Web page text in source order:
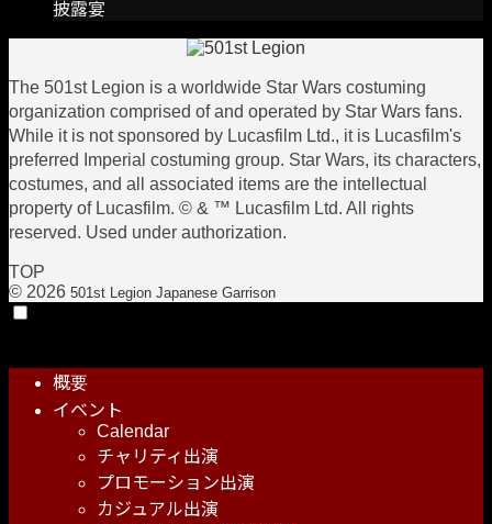
The 501st Legion is a worldwide Star Wars costuming
organization comprised of and operated by Star Wars fans.
While it is not sponsored by Lucasfilm Ltd., it is Lucasfilm's
preferred Imperial costuming group. Star Wars, its characters,
costumes, and all associated items are the intellectual
property of Lucasfilm. © & ™ Lucasfilm Ltd. All rights
reserved. Used under authorization.
TOP
© 2026 501st Legion Japanese Garrison
概要
イベント
Calendar
チャリティ出演
プロモーション出演
カジュアル出演